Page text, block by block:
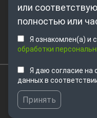
или
полностью или
Я ознакомлен(а) и
обработки
Я даю согласие на
данных в
Принять
Контакты
+7 495 698-63-89
sales@unitsolutions.ru
© 2026. ООО
Информация